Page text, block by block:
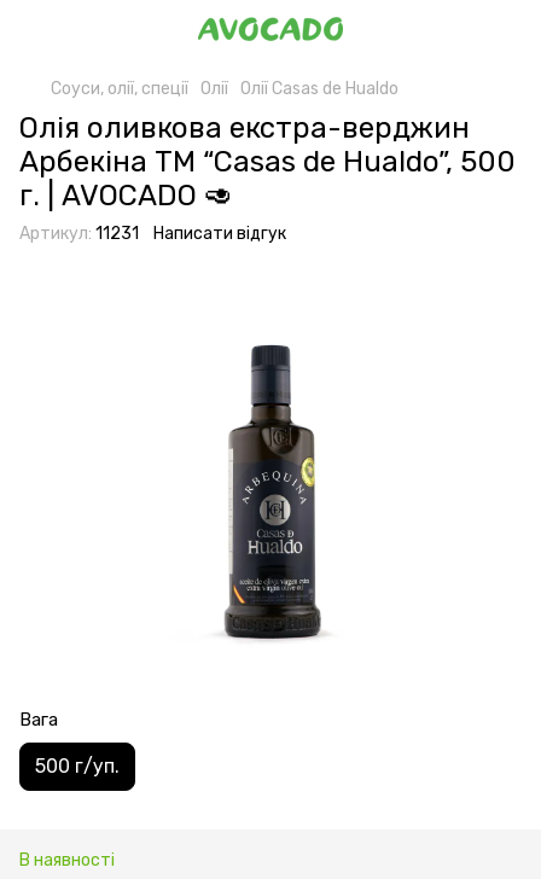
Соуси, олії, спеції Олії Олії Casas de Hualdo
Олія оливкова екстра-верджин
Арбекіна ТМ “Casas de Hualdo”, 500
г. | AVOCADO 🥑
Артикул: 11231 Написати відгук
Вага
500 г/уп.
В наявності